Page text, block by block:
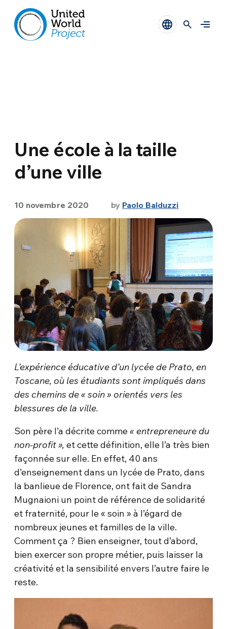
Une école à la taille
d’une ville
10 novembre 2020 by Paolo Balduzzi
L’expérience éducative d’un lycée de Prato, en
Toscane, où les étudiants sont impliqués dans
des chemins de « soin » orientés vers les
blessures de la ville.
Son père l’a décrite comme« entrepreneure du
non-profit », et cette définition, elle l’a très bien
façonnée sur elle. En effet, 40 ans
d’enseignement dans un lycée de Prato, dans
la banlieue de Florence, ont fait de Sandra
Mugnaioni un point de référence de solidarité
et fraternité, pour le « soin » à l’égard de
nombreux jeunes et familles de la ville.
Comment ça ? Bien enseigner, tout d’abord,
bien exercer son propre métier, puis laisser la
créativité et la sensibilité envers l’autre faire le
reste.